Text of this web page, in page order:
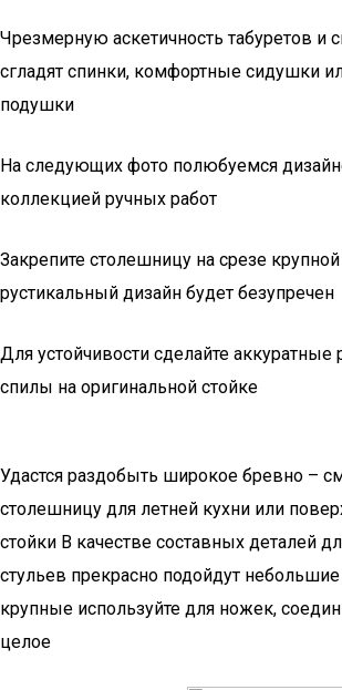
Чрезмерную аскетичность табуретов и
сгладят спинки, комфортные сидушки
подушки
На следующих фото полюбуемся
коллекцией ручных работ
Закрепите столешницу на срезе
рустикальный дизайн будет безупречен
Для устойчивости сделайте
спилы на оригинальной стойке
Удастся раздобыть широкое бревно –
столешницу для летней кухни или
стойки В качестве составных деталей
стульев прекрасно подойдут
крупные используйте для ножек,
целое